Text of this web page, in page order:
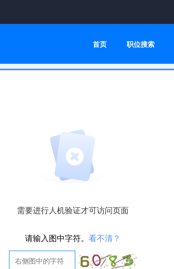
首页 职位搜索
需要进行人机验证才可访问页面
请输入图中字符。 看不清？